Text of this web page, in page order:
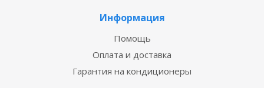
Информация
Помощь
Оплата и доставка
Гарантия на кондиционеры